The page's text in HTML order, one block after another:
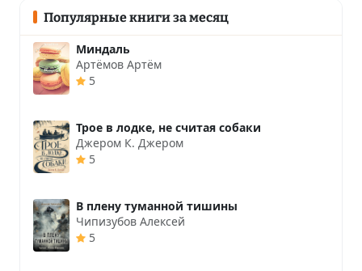
Популярные книги за месяц
Миндаль
Артёмов Артём
5
Трое в лодке, не считая собаки
Джером К. Джером
5
В плену туманной тишины
Чипизубов Алексей
5